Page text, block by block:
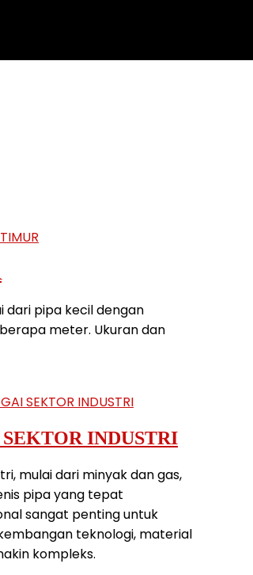
dari pipa kecil dengan
meter. Ukuran dan
INDUSTRI
mulai dari minyak dan gas,
pipa yang tepat
sangat penting untuk
teknologi, material
kompleks.